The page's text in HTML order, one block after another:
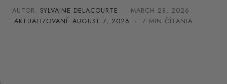
AUTOR: SYLVAINE DELACOURTE ·MARCH 28, 2026 ·
AKTUALIZOVANÉ AUGUST 7, 2026 · 7 MIN ČÍTANIA